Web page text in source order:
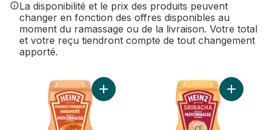
La disponibilité et le prix des produits peuvent
changer en fonction des offres disponibles au
moment du ramassage ou de la livraison. Votre total
et votre reçu tiendront compte de tout changement
apporté.
Ajouter Sauce Style Mayonnaise À La
Ajouter